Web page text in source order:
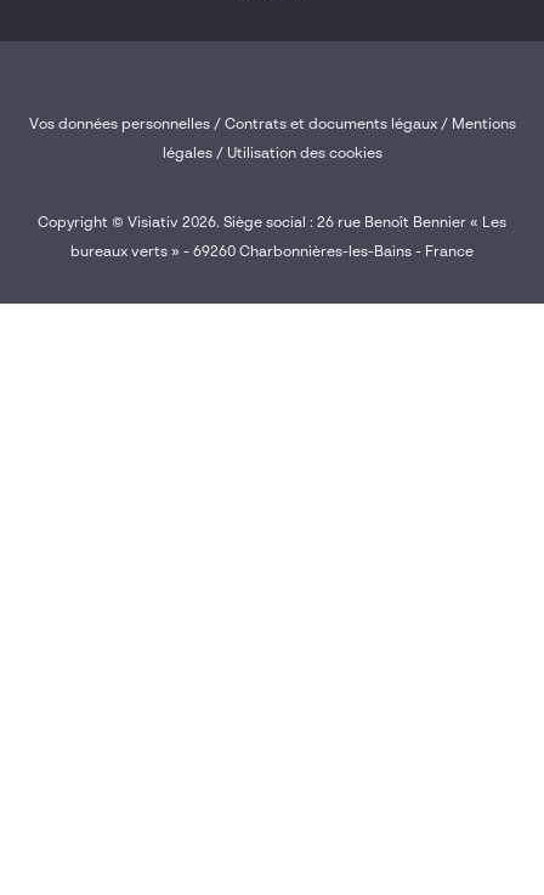
Copyright © Visiativ 2026. Siège social : 26 rue Benoît Bennier « Les
bureaux verts » - 69260 Charbonnières-les-Bains - France
Vos données personnelles/ Contrats et documents légaux/ Mentions
légales / Utilisation des cookies